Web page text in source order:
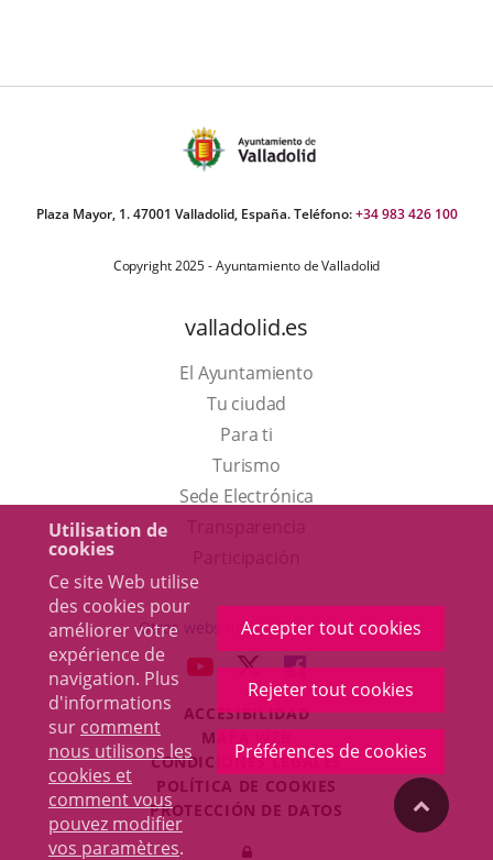
Utilisation de
cookies
Ce site Web utilise
des cookies pour
améliorer votre
expérience de
navigation. Plus
d'informations
sur comment
nous utilisons les
cookies et
comment vous
pouvez modifier
vos paramètres.
Accepter tout cookies
Rejeter tout cookies
Préférences de cookies
Plaza Mayor, 1. 47001 Valladolid, España. Teléfono:+34 983 426 100
Copyright 2025 - Ayuntamiento de Valladolid
valladolid.es
El Ayuntamiento
Tu ciudad
Para ti
TurismoEste
enlace
una
ventana
nueva.
Sede Electrónica
externa.
Otras webs del ayuntamiento
ENLACE
UNA
APLICACIÓN
EXTERNA.
ENLACE
A
UNA
APLICACIÓN
EXTERNA.
ENLACE
A
UNA
APLICACIÓN
EXTERNA.
ACCESIBILIDAD
MAPA WEB
CONDICIONES LEGALES
POLÍTICA DE COOKIES
PROTECCIÓN DE DATOS
Iniciar
"Volver